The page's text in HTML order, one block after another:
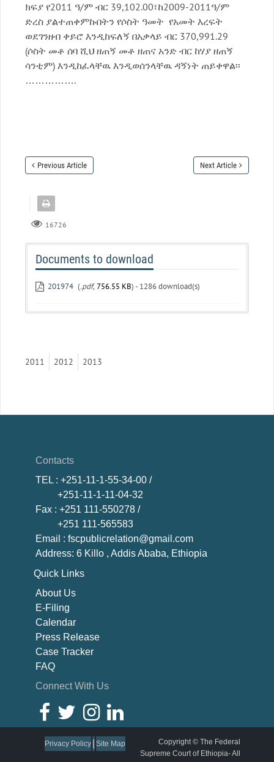
ክፍያ የ2011 ዓ/ም ብር 39,102.00፣ከ2009-2011ዓ/ም
ድረስ ያልተጠቀምኩበትን የሶስት ዓመት የአመት እረፍት
ወደገንዘብ ቀይሮ እንዲከፍለኝ በአቃላይ ብር 370,991.29
(ሶስት መቶ ሰባ ሺህ ዘጠኝ መቶ ዘጠና አንድ ብር ከሃያ ዘጠኝ
ሳንቲም) እንዲከፈላቸዉ እንዲወሰንላቸዉ ዳኝነት ጠይቀዋል፡፡
…………….
Previous Article Next Article
16726
Documents to download
201974 (.pdf,756.55 KB) - 1286 download(s)
2011 2012 2013
Contacts
TEL : +251-11-1-55-34-00 /
+251-11-1-11-04-32
Fax : +251 111-550278 /
+251 111-565583
Email : fscpublicrelation@gmail.com
Address: 6 Killo , Addis Ababa, Ethiopia
Quick Links
About Us
E-Filing
Calendar
Press Release
Case Tracker
FAQ
Connect With Us
Privacy Policy Site Map
Copyright © The Federal
Supreme Court of Ethiopia- All